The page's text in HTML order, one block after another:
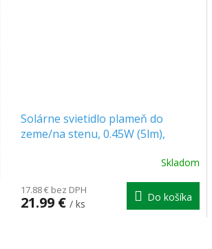
Solárne svietidlo plameň do
zeme/na stenu, 0.45W (5lm),
produktu
je
Skladom
17.88 € bez DPH
21.99 € / ks
Do košíka